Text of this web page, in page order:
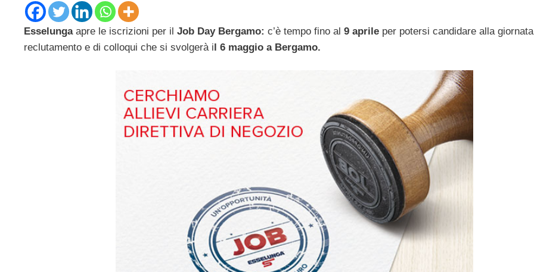
Esselungaapre le iscrizioni per il Job Day Bergamo: c’è tempo fino al 9 aprile per potersi candidare alla
reclutamento e di colloqui che si svolgerà il 6 maggio a Bergamo.